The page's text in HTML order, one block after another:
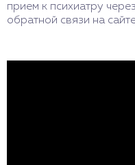
прием к психиатру
обратной связи на